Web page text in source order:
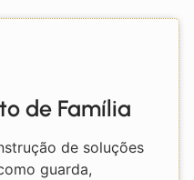
de Família
de soluções
guarda,